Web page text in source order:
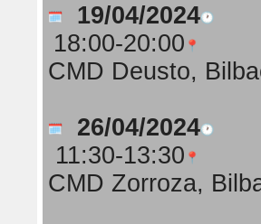
19/04/2024
18:00-20:00
CMD Deusto,
26/04/2024
11:30-13:30
CMD Zorroza,